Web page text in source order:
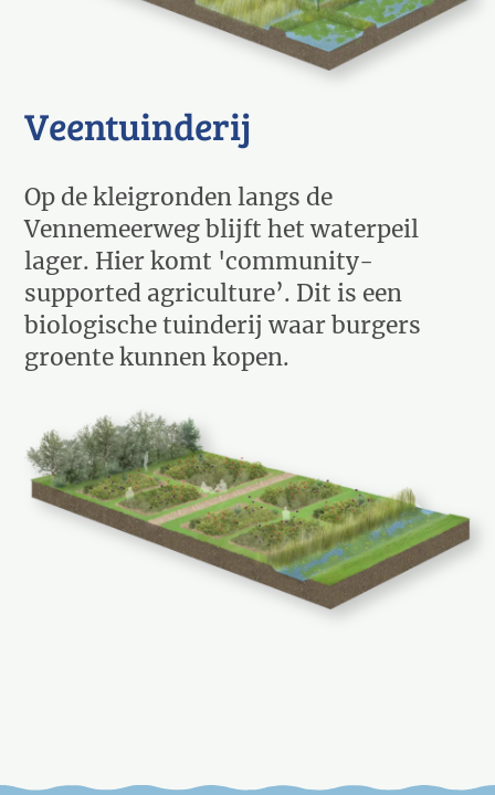
Veentuinderij
Op de kleigronden langs de
Vennemeerweg blijft het waterpeil
lager. Hier komt 'community-
supported agriculture’. Dit is een
biologische tuinderij waar burgers
groente kunnen kopen.